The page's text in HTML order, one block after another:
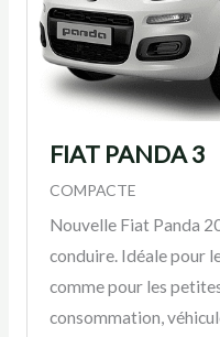
FIAT PANDA 3
COMPACTE
Nouvelle Fiat Panda
conduire. Idéale pour
comme pour les
consommation,